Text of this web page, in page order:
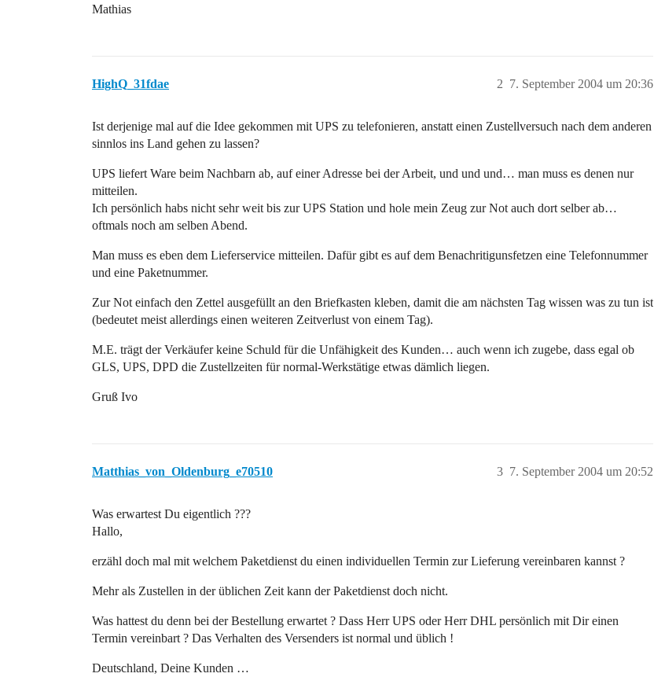
Mathias
HighQ_31fdae 7. September 2004 um 20:36
2
Ist derjenige mal auf die Idee gekommen mit UPS zu telefonieren, anstatt einen Zustellversuch nach dem anderen
sinnlos ins Land gehen zu lassen?
UPS liefert Ware beim Nachbarn ab, auf einer Adresse bei der Arbeit, und und und… man muss es denen nur
mitteilen.
Ich persönlich habs nicht sehr weit bis zur UPS Station und hole mein Zeug zur Not auch dort selber ab…
oftmals noch am selben Abend.
Man muss es eben dem Lieferservice mitteilen. Dafür gibt es auf dem Benachritigunsfetzen eine Telefonnummer
und eine Paketnummer.
Zur Not einfach den Zettel ausgefüllt an den Briefkasten kleben, damit die am nächsten Tag wissen was zu tun ist
(bedeutet meist allerdings einen weiteren Zeitverlust von einem Tag).
M.E. trägt der Verkäufer keine Schuld für die Unfähigkeit des Kunden… auch wenn ich zugebe, dass egal ob
GLS, UPS, DPD die Zustellzeiten für normal-Werkstätige etwas dämlich liegen.
Gruß Ivo
Matthias_von_Oldenburg_e70510 7. September 2004 um 20:52
3
Was erwartest Du eigentlich ???
Hallo,
erzähl doch mal mit welchem Paketdienst du einen individuellen Termin zur Lieferung vereinbaren kannst ?
Mehr als Zustellen in der üblichen Zeit kann der Paketdienst doch nicht.
Was hattest du denn bei der Bestellung erwartet ? Dass Herr UPS oder Herr DHL persönlich mit Dir einen
Termin vereinbart ? Das Verhalten des Versenders ist normal und üblich !
Deutschland, Deine Kunden …